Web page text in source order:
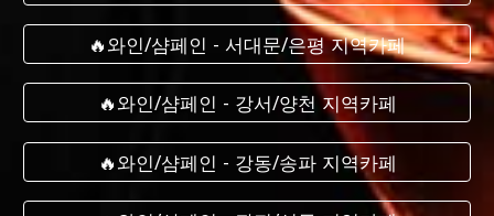
🔥와인/샴페인 - 서대문/은평 지역카페
🔥와인/샴페인 - 강서/양천 지역카페
🔥와인/샴페인 - 강동/송파 지역카페